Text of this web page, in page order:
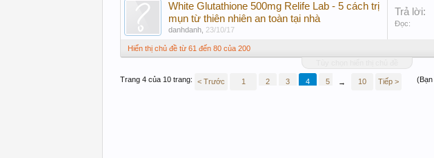
White Glutathione 500mg Relife Lab - 5 cách trị
mụn từ thiên nhiên an toàn tại nhà
danhdanh 23/10/17
Trả lời:
Đọc:
Hiển thị chủ đề từ 61 đến 80 của 200
Trang 4 của 10 trang: < Trước 1 2 3 4 5 → 10 Tiếp >